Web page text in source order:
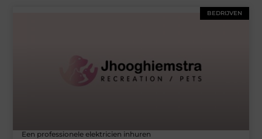
BEDRIJVEN
Een professionele elektricien inhuren